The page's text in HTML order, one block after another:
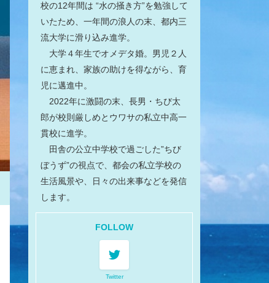
校の12年間は “水の掻き方”を勉強して
いたため、一年間の浪人の末、都内三
流大学に滑り込み進学。
大学４年生でオメデタ婚。男児２人
に恵まれ、家族の助けを得ながら、育
児に邁進中。
2022年に激闘の末、長男・ちび太
郎が校則厳しめとウワサの私立中高一
貫校に進学。
田舎の公立中学校で過ごした”ちび
ぼうず”の視点で、都会の私立学校の
生活風景や、日々の出来事などを発信
します。
FOLLOW
Twitter